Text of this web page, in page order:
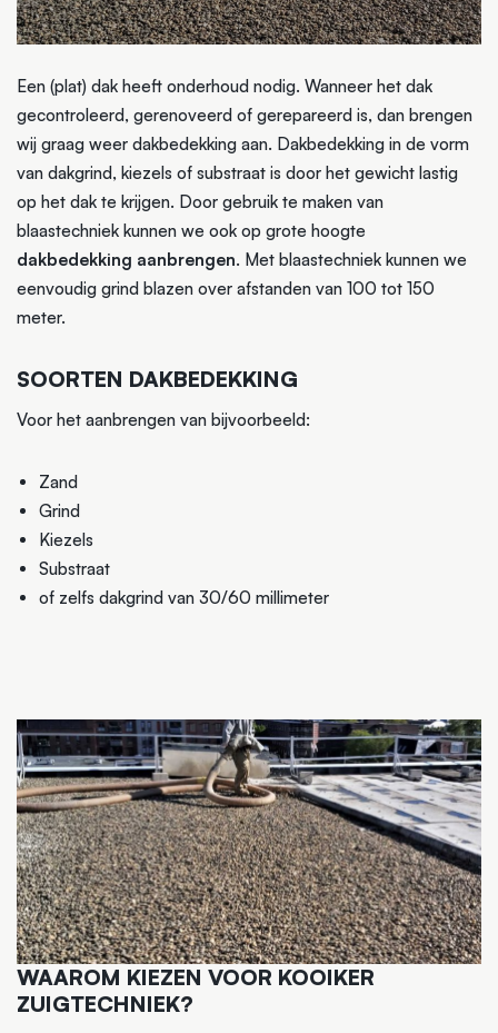
Een (plat) dak heeft onderhoud nodig. Wanneer het dak
gecontroleerd, gerenoveerd of gerepareerd is, dan brengen
wij graag weer dakbedekking aan. Dakbedekking in de vorm
van dakgrind, kiezels of substraat is door het gewicht lastig
op het dak te krijgen. Door gebruik te maken van
blaastechniek kunnen we ook op grote hoogte
dakbedekking aanbrengen. Met blaastechniek kunnen we
eenvoudig grind blazen over afstanden van 100 tot 150
meter.
SOORTEN DAKBEDEKKING
Voor het aanbrengen van bijvoorbeeld:
Zand
Grind
Kiezels
Substraat
of zelfs dakgrind van 30/60 millimeter
WAAROM KIEZEN VOOR KOOIKER
ZUIGTECHNIEK?